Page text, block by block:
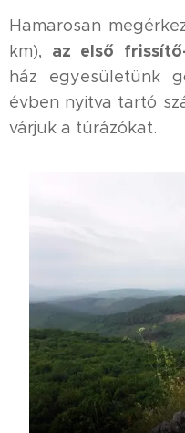
Hamarosan
km), az első
ház egyesületünk
évben nyitva tartó
várjuk a túrázókat.